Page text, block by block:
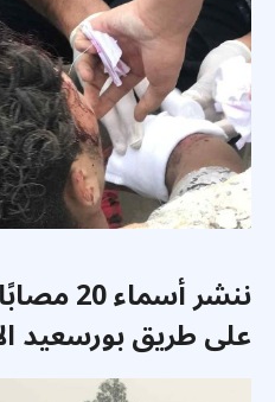
ننشر
على طريق بورسعيد